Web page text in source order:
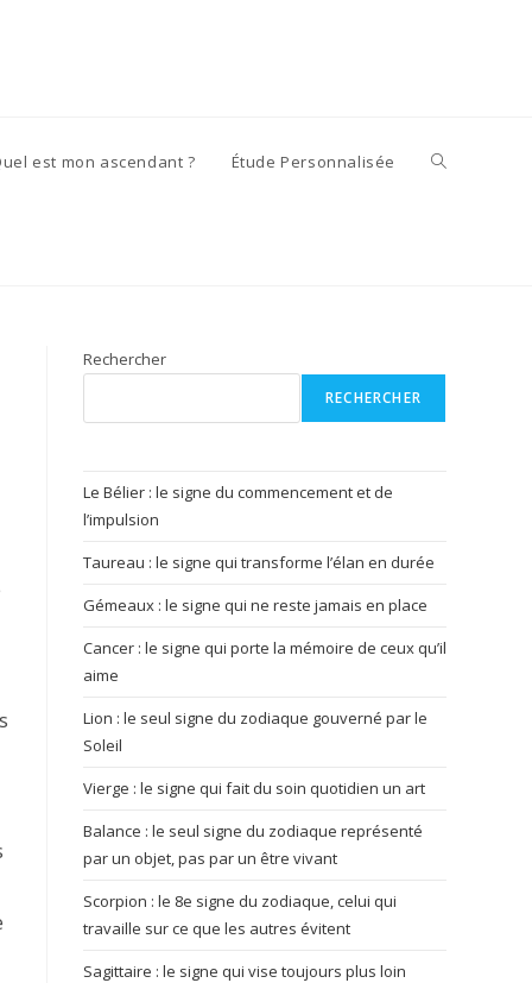
est mon ascendant ? Étude Personnalisée Toggle
Rechercher
RECHERCHER
Le Bélier : le signe du commencement et de
l’impulsion
Taureau : le signe qui transforme l’élan en durée
Gémeaux : le signe qui ne reste jamais en place
Cancer : le signe qui porte la mémoire de ceux qu’il
aime
Lion : le seul signe du zodiaque gouverné par le
Soleil
Vierge : le signe qui fait du soin quotidien un art
Balance : le seul signe du zodiaque représenté
par un objet, pas par un être vivant
Scorpion : le 8e signe du zodiaque, celui qui
travaille sur ce que les autres évitent
Sagittaire : le signe qui vise toujours plus loin